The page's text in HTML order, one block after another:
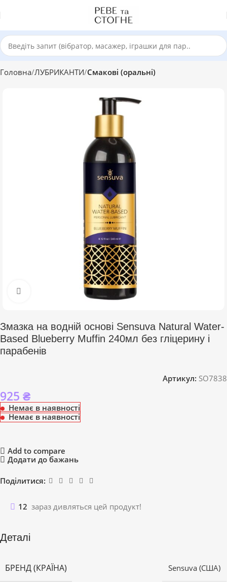
Головна ЛУБРИКАНТИ Смакові (оральні)
Click to enlarge
Змазка на водній основі Sensuva Natural Water-
Based Blueberry Muffin 240мл без гліцерину і
парабенів
Артикул: SO7838
925 ₴
Немає в наявності
Немає в наявності
Add to compare
Додати до бажань
Поділитися:
12 зараз дивляться цей продукт!
Деталі
БРЕНД (КРАЇНА) Sensuva (США)